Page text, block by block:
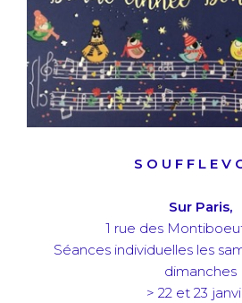
S O U F F L E V
Sur Paris,
1 rue des
Séances individuelles les
dimanches
> 22 et 23